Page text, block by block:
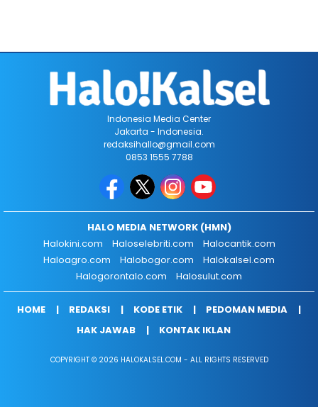
Indonesia Media Center
Jakarta - Indonesia.
redaksihallo@gmail.com
0853 1555 7788
HALO MEDIA NETWORK (HMN)
Halokini.com
Haloselebriti.com
Halocantik.com
Haloagro.com
Halobogor.com
Halokalsel.com
Halogorontalo.com
Halosulut.com
HOME REDAKSI KODE ETIK
PEDOMAN MEDIA
HAK JAWAB
KONTAK IKLAN
COPYRIGHT © 2026 HALOKALSEL.COM - ALL RIGHTS RESERVED